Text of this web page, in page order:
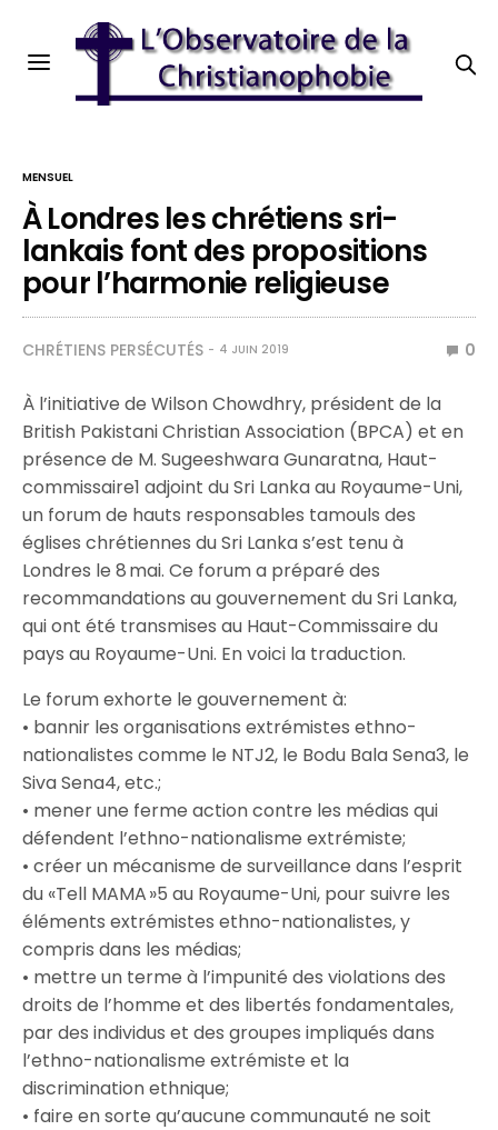
MENSUEL
À Londres les chrétiens sri-
lankais font des propositions
pour l’harmonie religieuse
CHRÉTIENS PERSÉCUTÉS 4 JUIN 2019 0
À l’initiative de Wilson Chowdhry, président de la
British Pakistani Christian Association (BPCA) et en
présence de M. Sugeeshwara Gunaratna, Haut-
commissaire1 adjoint du Sri Lanka au Royaume-Uni,
un forum de hauts responsables tamouls des
églises chrétiennes du Sri Lanka s’est tenu à
Londres le 8 mai. Ce forum a préparé des
recommandations au gouvernement du Sri Lanka,
qui ont été transmises au Haut-Commissaire du
pays au Royaume-Uni. En voici la traduction.
Le forum exhorte le gouvernement à:
• bannir les organisations extrémistes ethno-
nationalistes comme le NTJ2, le Bodu Bala Sena3, le
Siva Sena4, etc.;
• mener une ferme action contre les médias qui
défendent l’ethno-nationalisme extrémiste;
• créer un mécanisme de surveillance dans l’esprit
du «Tell MAMA »5 au Royaume-Uni, pour suivre les
éléments extrémistes ethno-nationalistes, y
compris dans les médias;
• mettre un terme à l’impunité des violations des
droits de l’homme et des libertés fondamentales,
par des individus et des groupes impliqués dans
l’ethno-nationalisme extrémiste et la
discrimination ethnique;
• faire en sorte qu’aucune communauté ne soit